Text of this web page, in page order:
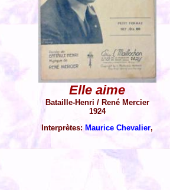
Elle aime
Bataille-Henri / René Mercier
1924
Interprètes: Maurice Chevalier,